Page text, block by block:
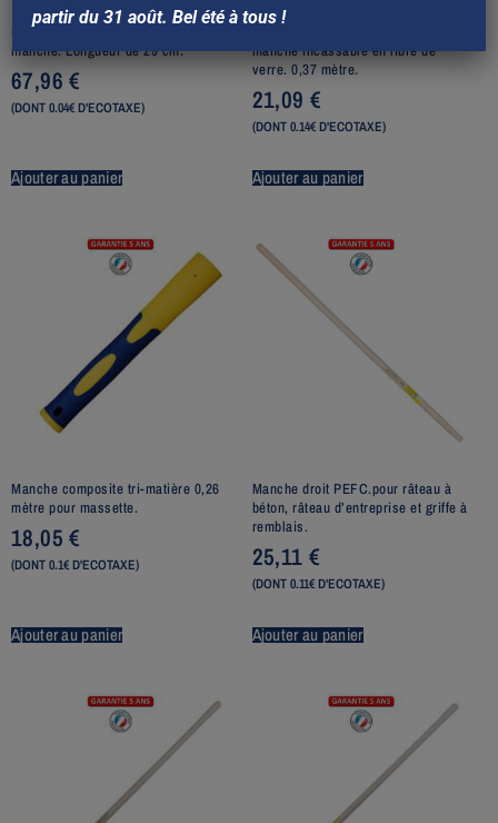
Pelle forgée de Savoie. Sans
manche. Longueur de 29 cm.
67,96€
(DONT 0.04€ D'ECOTAXE)
Ajouter au panier
manche incassable en fibre de
verre. 0,37 mètre.
21,09 €
(DONT 0.14€ D'ECOTAXE)
Ajouter au panier
Manche composite tri-matière 0,26
mètre pour massette.
18,05€
(DONT 0.1€ D'ECOTAXE)
Ajouter au panier
Manche droit PEFC.pour râteau à
béton, râteau d’entreprise et griffe à
remblais.
25,11 €
(DONT 0.11€ D'ECOTAXE)
Ajouter au panier
partir du 31 août. Bel été à tous !